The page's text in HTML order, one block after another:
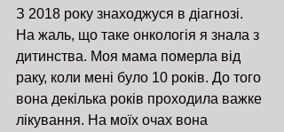
З 2018 року знаходжуся в діагнозі.
На жаль, що таке онкологія я знала з
дитинства. Моя мама померла від
раку, коли мені було 10 років. До того
вона декілька років проходила важке
лікування. На моїх очах вона